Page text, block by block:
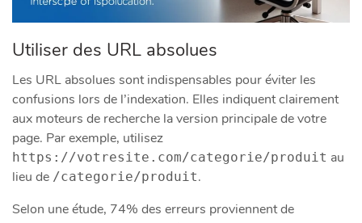
Utiliser des URL absolues
Les URL absolues sont indispensables pour éviter les
confusions lors de l’indexation. Elles indiquent clairement
aux moteurs de recherche la version principale de votre
page. Par exemple, utilisez
https://votresite.com/categorie/produit au
lieu de /categorie/produit.
Selon une étude, 74% des erreurs proviennent de